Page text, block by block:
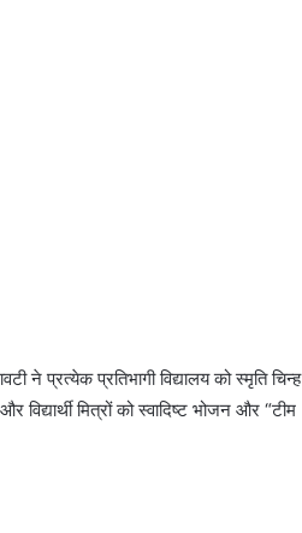
ने प्रत्येक प्रतिभागी विद्यालय को स्मृति चिन्ह
मित्रों को स्वादिष्ट भोजन और “टीम